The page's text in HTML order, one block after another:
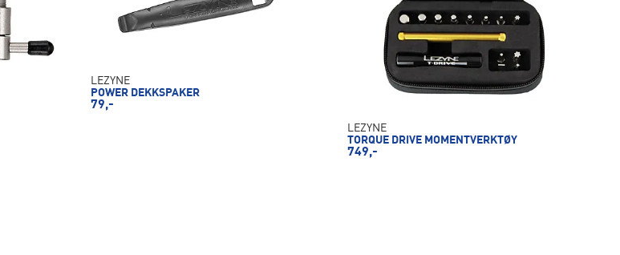
LEZYNE
POWER DEKKSPAKER
79,-
LEZYNE
TORQUE DRIVE MOMENTVERKTØY
749,-